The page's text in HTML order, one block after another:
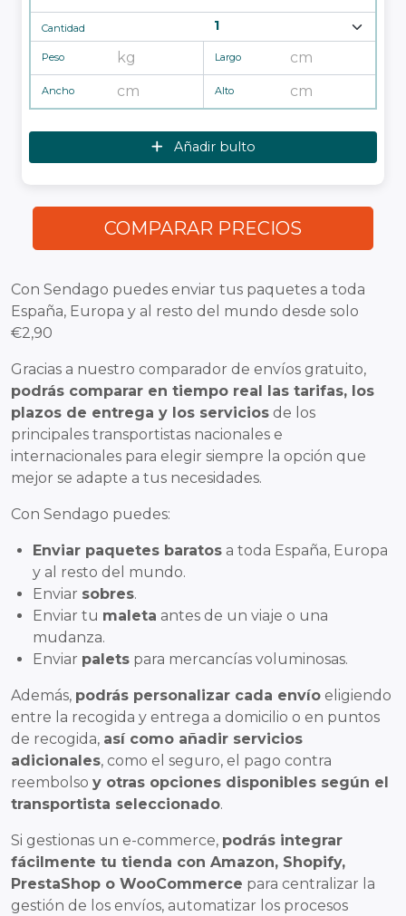
Cantidad
Peso Largo
Ancho Alto
Añadir bulto
COMPARAR PRECIOS
Con Sendago puedes enviar tus paquetes a toda
España, Europa y al resto del mundo desde solo
€2,90
Gracias a nuestro comparador de envíos gratuito,
podrás comparar en tiempo real las tarifas, los
plazos de entrega y los servicios de los
principales transportistas nacionales e
internacionales para elegir siempre la opción que
mejor se adapte a tus necesidades.
Con Sendago puedes:
Enviar paquetes baratos a toda España, Europa
y al resto del mundo.
Enviar sobres.
Enviar tu maleta antes de un viaje o una
mudanza.
Enviar palets para mercancías voluminosas.
Además, podrás personalizar cada envío eligiendo
entre la recogida y entrega a domicilio o en puntos
de recogida, así como añadir servicios
adicionales, como el seguro, el pago contra
reembolso y otras opciones disponibles según el
transportista seleccionado.
Si gestionas un e-commerce, podrás integrar
fácilmente tu tienda con Amazon, Shopify,
PrestaShop o WooCommerce para centralizar la
gestión de los envíos, automatizar los procesos